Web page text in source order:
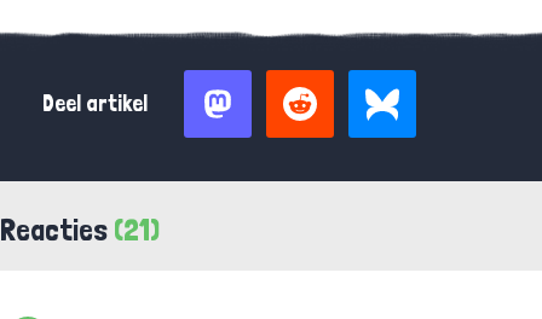
Deel artikel
Reacties (21)